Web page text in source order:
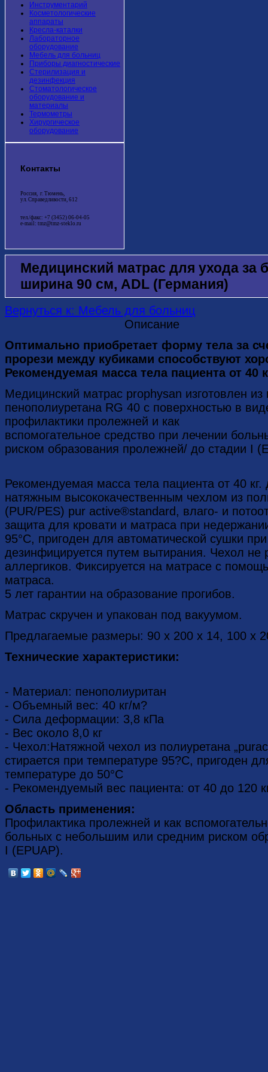
Инструментарий
Косметологические
аппараты
Кресла-каталки
Лабораторное
оборудование
Мебель для больниц
Приборы диагностические
Стерилизация и
дезинфекция
Стоматологическое
оборудование и
материалы
Термометры
Хирургическое
оборудование
Контакты
Россия, г. Тюмень,
ул. Справедливости, 612
тел./факс: +7 (3452) 06-04-05
e-mail: tmz@tmz-steklo.ru
Медицинский матраc для ухода за
ширина 90 см, ADL (Германия)
Вернуться к: Мебель для больниц
Описание
Оптимально приобретает форму тела за
прорези между кубиками способствуют
Рекомендуемая масса тела пациента от 40
Медицинский матрас prophysan изготовлен из
пенополиуретана RG 40 с поверхностью в
профилактики пролежней и как
вспомогательное средство при лечении
риском образования пролежней/ до стадии I
Рекомендуемая масса тела пациента от 40
натяжным высококачественным чехлом из
(PUR/PES) pur active®standard, влаго- и
защита для кровати и матраса при
95°С, пригоден для автоматической сушки
дезинфицируется путем вытирания. Чехол не
аллергиков. Фиксируется на матрасе с
матраса.
5 лет гарантии на образование прогибов.
Матрас скручен и упакован под вакуумом.
Предлагаемые размеры: 90 x 200 x 14, 100 x
Технические характеристики:
- Материал: пенополиуритан
- Объемный вес: 40 кг/м?
- Сила деформации: 3,8 кПа
- Вес около 8,0 кг
- Чехол:Натяжной чехол из полиуретана
стирается при температуре 95?С, пригоден
температуре до 50°C
- Рекомендуемый вес пациента: от 40 до 120
Область применения:
Профилактика пролежней и как
больных с небольшим или средним риском
І (EPUAP).